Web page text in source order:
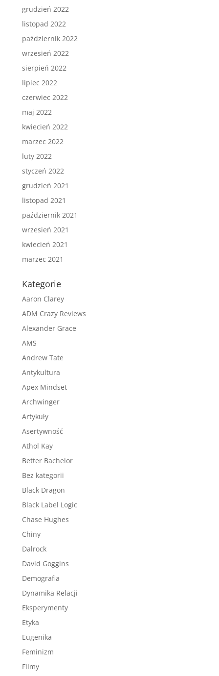
grudzień 2022
listopad 2022
październik 2022
wrzesień 2022
sierpień 2022
lipiec 2022
czerwiec 2022
maj 2022
kwiecień 2022
marzec 2022
luty 2022
styczeń 2022
grudzień 2021
listopad 2021
październik 2021
wrzesień 2021
kwiecień 2021
marzec 2021
Kategorie
Aaron Clarey
ADM Crazy Reviews
Alexander Grace
AMS
Andrew Tate
Antykultura
Apex Mindset
Archwinger
Artykuły
Asertywność
Athol Kay
Better Bachelor
Bez kategorii
Black Dragon
Black Label Logic
Chase Hughes
Chiny
Dalrock
David Goggins
Demografia
Dynamika Relacji
Eksperymenty
Etyka
Eugenika
Feminizm
Filmy